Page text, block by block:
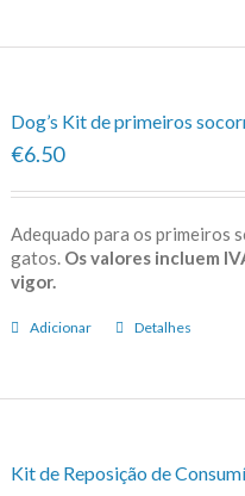
Dog’s Kit de primeiros
€6.50
Adequado para os primeiros
gatos. Os valores incluem
vigor.
Adicionar Detalhes
Kit de Reposição de